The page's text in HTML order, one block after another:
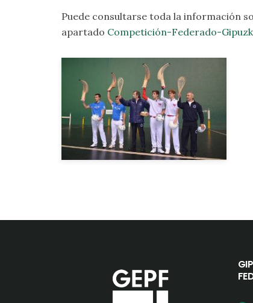
Puede consultarse toda la información
apartado Competición-Federado-